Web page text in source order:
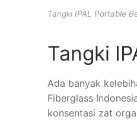
Tangki IPAL Portable
Tangki
Ada banyak
Fiberglass
konsentasi zat